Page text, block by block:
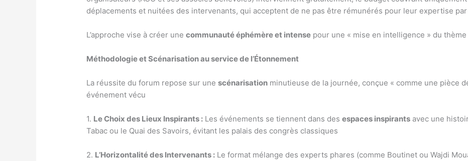
déplacements et nuitées des intervenants, qui acceptent de ne pas être rémunérés pour leur expertise
L’approche vise à créer unecommunauté éphémère et intense pour une « mise en intelligence » du thème
Méthodologie et Scénarisation au service de l’Étonnement
La réussite du forum repose sur unescénarisation minutieuse de la journée, conçue « comme une pièce
événement vécu
1. Le Choix des Lieux Inspirants : Les événements se tiennent dans desespaces inspirants avec une
Tabac ou le Quai des Savoirs, évitant les palais des congrès classiques
2. L’Horizontalité des Intervenants : Le format mélange des experts phares (comme Boutinet ou Wajdi